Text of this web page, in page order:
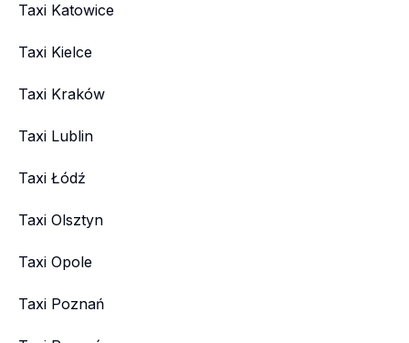
Taxi Katowice
Taxi Kielce
Taxi Kraków
Taxi Lublin
Taxi Łódź
Taxi Olsztyn
Taxi Opole
Taxi Poznań